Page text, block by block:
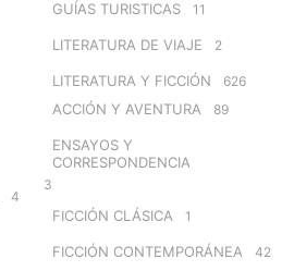
4
GUÍAS TURISTICAS 11
LITERATURA DE VIAJE 2
LITERATURA Y FICCIÓN 626
ACCIÓN Y AVENTURA 89
ENSAYOS Y
CORRESPONDENCIA
3
FICCIÓN CLÁSICA 1
FICCIÓN CONTEMPORÁNEA 42